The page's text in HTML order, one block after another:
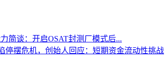
简谈：开启OSAT封测厂模式后...
停摆危机，创始人回应：短期资金流动性挑战